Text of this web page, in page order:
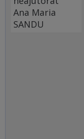
Ana Maria
SANDU